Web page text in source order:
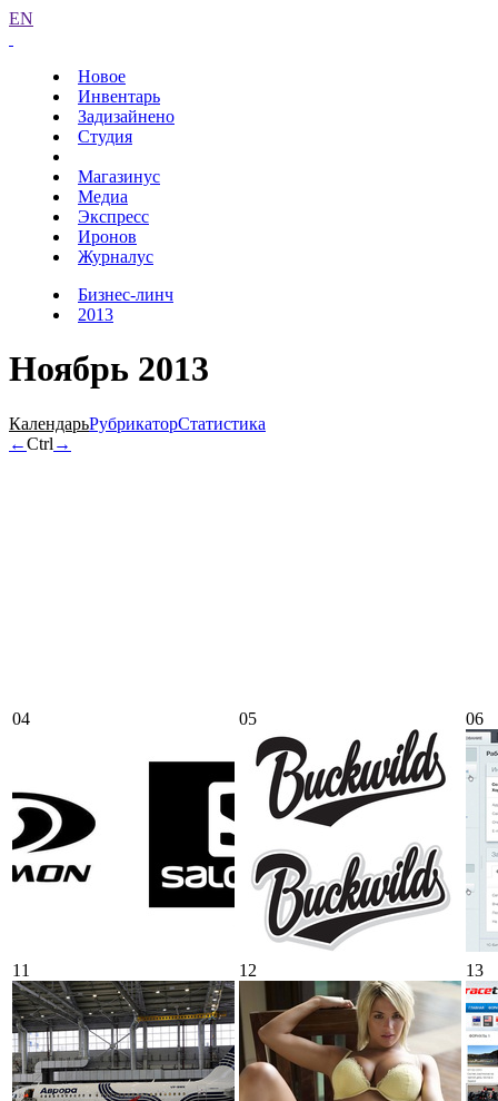
EN
Новое
Инвентарь
Задизайнено
Студия
Магазинус
Медиа
Экспресс
Иронов
Журналус
Бизнес-линч
2013
Ноябрь 2013
КалендарьРубрикаторСтатистика
←Ctrl →
04 05 06
11 12 13